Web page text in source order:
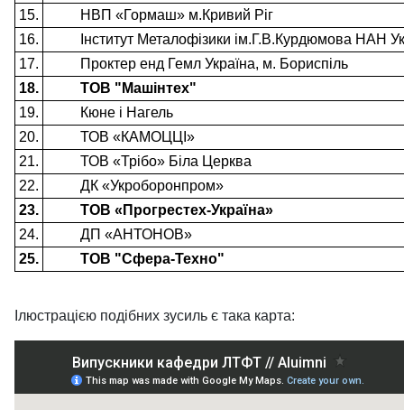
15.
НВП «Гормаш» м.Кривий Ріг
16.
Інститут Металофізики ім.Г.В.Курдюмова НАН
17.
Проктер енд Гемл Україна, м. Бориспіль
18.
ТОВ "Машінтех"
19.
Кюне і Нагель
20.
ТОВ «КАМОЦЦІ»
21.
ТОВ «Трібо» Біла Церква
22.
ДК «Укроборонпром»
23.
ТОВ «Прогрестех-Україна»
24.
ДП «АНТОНОВ»
25.
ТОВ "Сфера-Техно"
Ілюстрацією подібних зусиль є така карта: